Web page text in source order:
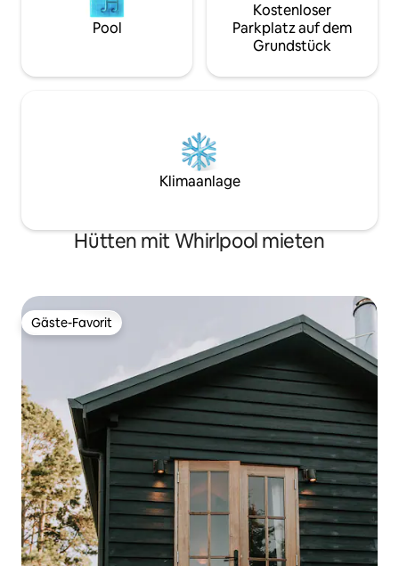
Pool
Kostenloser
Parkplatz auf dem
Grundstück
Klimaanlage
Hütten mit Whirlpool mieten
Gäste-Favorit
Gäste-Favorit